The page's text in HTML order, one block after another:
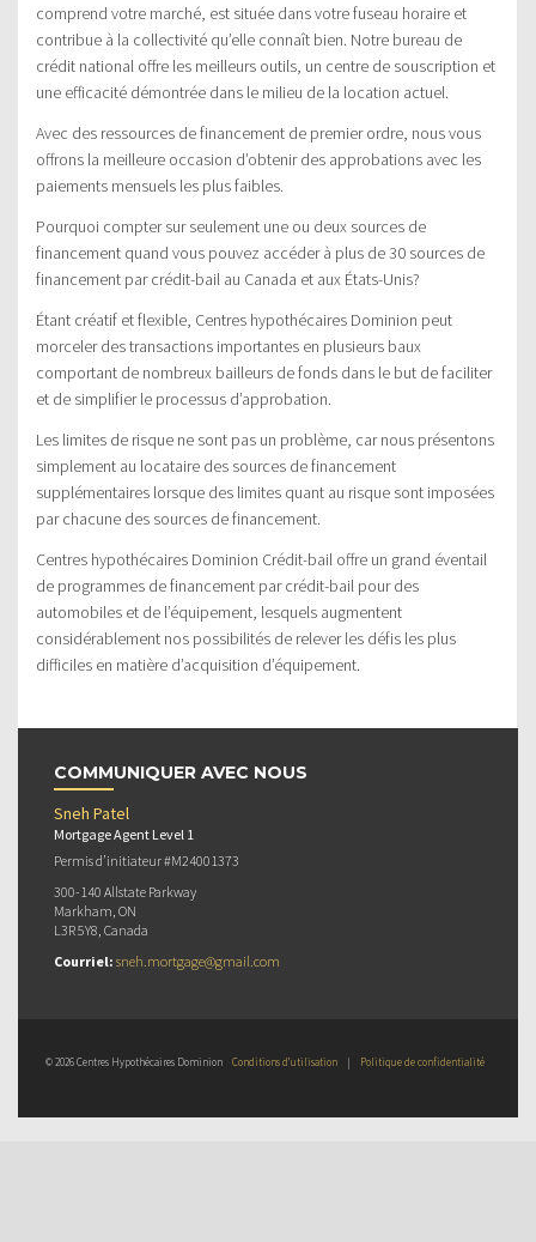
comprend votre marché, est située dans votre fuseau horaire et
contribue à la collectivité qu’elle connaît bien. Notre bureau de
crédit national offre les meilleurs outils, un centre de souscription et
une efficacité démontrée dans le milieu de la location actuel.
Avec des ressources de financement de premier ordre, nous vous
offrons la meilleure occasion d’obtenir des approbations avec les
paiements mensuels les plus faibles.
Pourquoi compter sur seulement une ou deux sources de
financement quand vous pouvez accéder à plus de 30 sources de
financement par crédit-bail au Canada et aux États-Unis?
Étant créatif et flexible, Centres hypothécaires Dominion peut
morceler des transactions importantes en plusieurs baux
comportant de nombreux bailleurs de fonds dans le but de faciliter
et de simplifier le processus d’approbation.
Les limites de risque ne sont pas un problème, car nous présentons
simplement au locataire des sources de financement
supplémentaires lorsque des limites quant au risque sont imposées
par chacune des sources de financement.
Centres hypothécaires Dominion Crédit-bail offre un grand éventail
de programmes de financement par crédit-bail pour des
automobiles et de l’équipement, lesquels augmentent
considérablement nos possibilités de relever les défis les plus
difficiles en matière d’acquisition d’équipement.
COMMUNIQUER AVEC NOUS
Sneh Patel
Mortgage Agent Level 1
Permis d’initiateur #M24001373
300-140 Allstate Parkway
Markham, ON
L3R 5Y8, Canada
Courriel: sneh.mortgage@gmail.com
© 2026 Centres Hypothécaires Dominion Conditions d’utilisation | Politique de confidentialité